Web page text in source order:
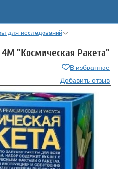
для исследований
"Космическая Ракета"
В избранное
Добавить отзыв